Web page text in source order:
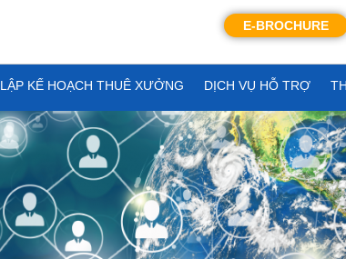
E-BROCHURE
LẬP KẾ HOẠCH THUÊ XƯỞNG DỊCH VỤ HỖ TRỢ